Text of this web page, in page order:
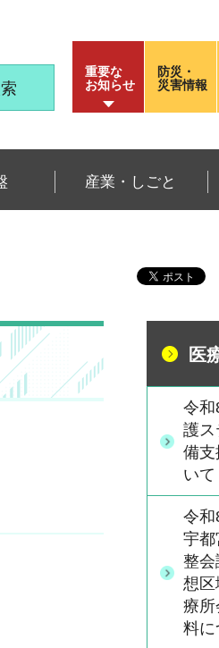
重要な
お知らせ
防災・
災害情報
産業・しごと
医
令和
護ス
備支
いて
令和
宇都
整会
想区
療所
料に